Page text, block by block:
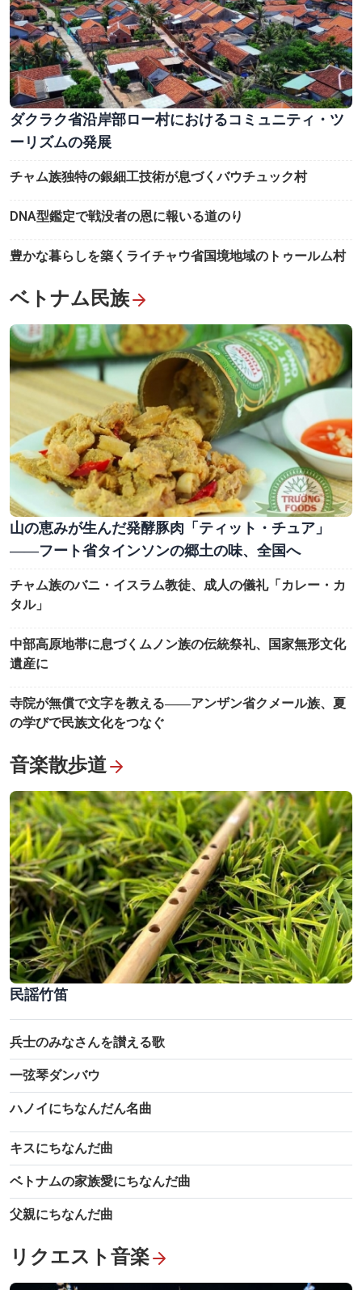
ダクラク省沿岸部ロー村におけるコミュニティ・ツ
ーリズムの発展
チャム族独特の銀細工技術が息づくバウチュック村
DNA型鑑定で戦没者の恩に報いる道のり
豊かな暮らしを築くライチャウ省国境地域のトゥールム村
ベトナム民族
山の恵みが生んだ発酵豚肉「ティット・チュア」
――フート省タインソンの郷土の味、全国へ
チャム族のバニ・イスラム教徒、成人の儀礼「カレー・カ
タル」
中部高原地帯に息づくムノン族の伝統祭礼、国家無形文化
遺産に
寺院が無償で文字を教える――アンザン省クメール族、夏
の学びで民族文化をつなぐ
音楽散歩道
民謡竹笛
兵士のみなさんを讃える歌
一弦琴ダンバウ
ハノイにちなんだん名曲
キスにちなんだ曲
ベトナムの家族愛にちなんだ曲
父親にちなんだ曲
リクエスト音楽